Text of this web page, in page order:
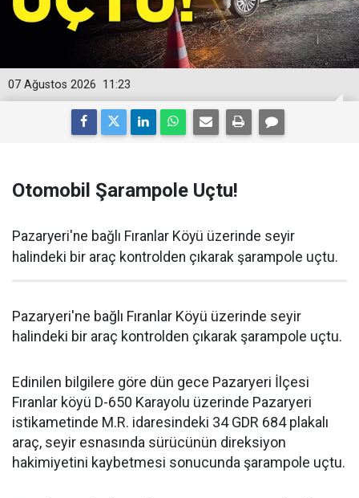
11:23
07 Ağustos 2026
Otomobil Şarampole Uçtu!
Pazaryeri'ne bağlı Fıranlar Köyü üzerinde seyir
halindeki bir araç kontrolden çıkarak şarampole uçtu.
Pazaryeri'ne bağlı Fıranlar Köyü üzerinde seyir
halindeki bir araç kontrolden çıkarak şarampole uçtu.
Edinilen bilgilere göre dün gece Pazaryeri İlçesi
Fıranlar köyü D-650 Karayolu üzerinde Pazaryeri
istikametinde M.R. idaresindeki 34 GDR 684 plakalı
araç, seyir esnasında sürücünün direksiyon
hakimiyetini kaybetmesi sonucunda şarampole uçtu.